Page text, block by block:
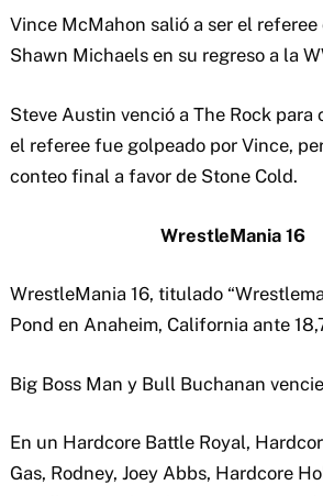
Vince McMahon salió a ser el
Shawn Michaels en su regreso a la
Steve Austin venció a The Rock
el referee fue golpeado por Vince,
conteo final a favor de Stone Cold.
WrestleMania 16
WrestleMania 16, titulado
Pond en Anaheim, California ante
Big Boss Man y Bull Buchanan
En un Hardcore Battle Royal,
Gas, Rodney, Joey Abbs, Hardcore